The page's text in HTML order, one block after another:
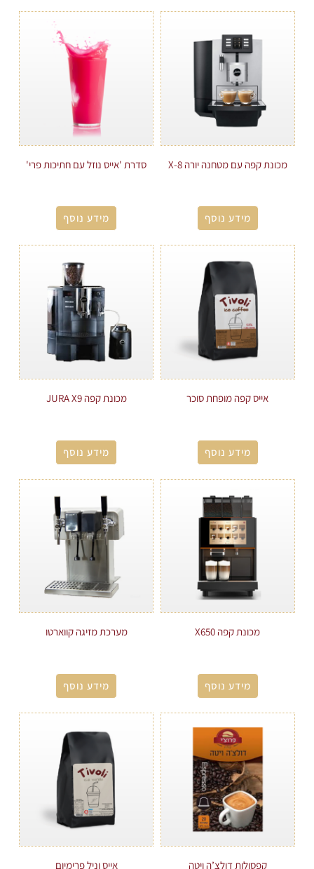
מכונת קפה עם מטחנה יורה X-8
מידע נוסף
סדרת 'אייס נוזל עם חתיכות פרי'
מידע נוסף
אייס קפה מופחת סוכר
מידע נוסף
מכונת קפה JURA X9
מידע נוסף
מכונת קפה X650
מידע נוסף
מערכת מזיגה קווארטו
מידע נוסף
קפסולות דולצ’ה ויטה אייס וניל פרימיום